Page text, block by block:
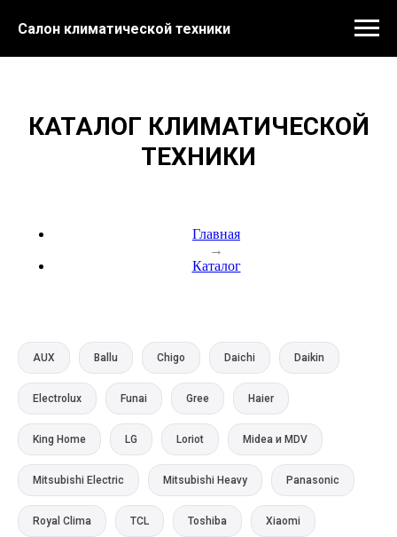
Салон климатической техники
КАТАЛОГ КЛИМАТИЧЕСКОЙ
ТЕХНИКИ
Главная
→
Каталог
AUX Ballu Chigo Daichi Daikin
Electrolux Funai Gree Haier
King Home LG Loriot Midea и MDV
Mitsubishi Electric Mitsubishi Heavy Panasonic
Royal Clima TCL Toshiba Xiaomi